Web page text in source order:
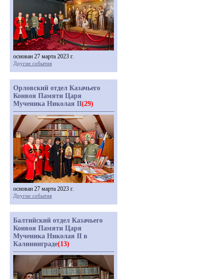
основан 27 марта 2023 г.
Другие события
Орловский отдел Казачьего
Конвоя Памяти Царя
Мученика Николая II(29)
основан 27 марта 2023 г.
Другие события
Балтийский отдел Казачьего
Конвоя Памяти Царя
Мученика Николая II в
Калининграде(13)